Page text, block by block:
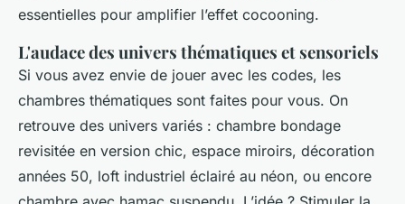
essentielles pour amplifier l’effet cocooning.
L'audace des univers thématiques et sensoriels
Si vous avez envie de jouer avec les codes, les
chambres thématiques sont faites pour vous. On
retrouve des univers variés : chambre bondage
revisitée en version chic, espace miroirs, décoration
années 50, loft industriel éclairé au néon, ou encore